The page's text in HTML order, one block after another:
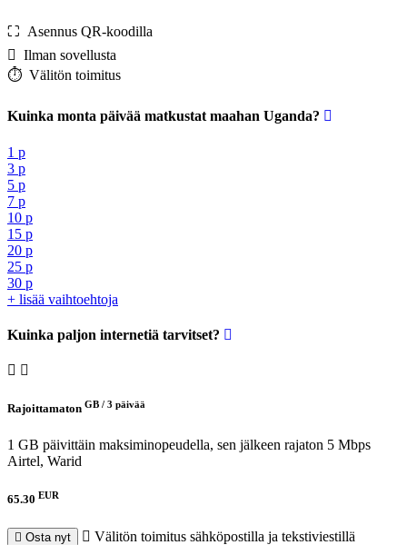
⛶️️ Asennus QR-koodilla
️ Ilman sovellusta
⏱️️ Välitön toimitus
Kuinka monta päivää matkustat maahan Uganda?
1 p
3 p
5 p
7 p
10 p
15 p
20 p
25 p
30 p
+ lisää vaihtoehtoja
Kuinka paljon internetiä tarvitset?
Rajoittamaton GB / 3 päivää
1 GB päivittäin maksiminopeudella, sen jälkeen rajaton 5 Mbps
Airtel, Warid
65.30 EUR
Osta nyt
Välitön toimitus sähköpostilla ja tekstiviestillä